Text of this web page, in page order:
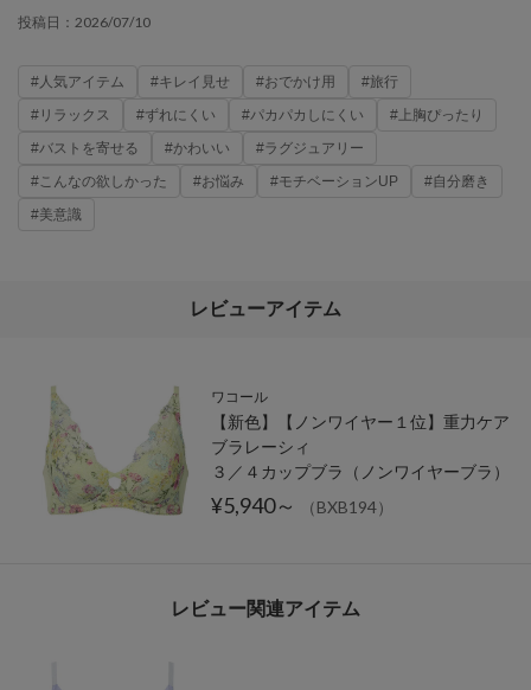
投稿日： 2026/07/10
#人気アイテム #キレイ見せ #おでかけ用
#旅行
#リラックス
#ずれにくい #パカパカしにくい
#上胸ぴったり
#バストを寄せる
#かわいい
#ラグジュアリー
#こんなの欲しかった
#お悩み #モチベーションUP
#自分磨き
#美意識
レビューアイテム
ワコール
【新色】【ノンワイヤー１位】重力ケア
ブラレーシィ
３／４カップブラ（ノンワイヤーブラ）
¥5,940～ （BXB194）
レビュー関連アイテム